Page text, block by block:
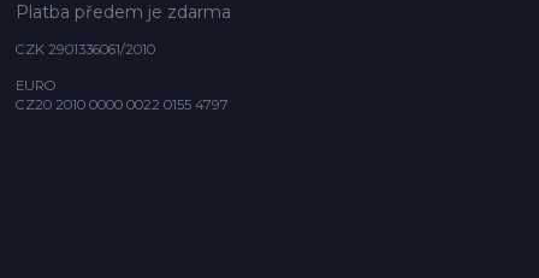
Platba předem je zdarma
CZK 2901336061/2010
EURO
CZ20 2010 0000 0022 0155 4797